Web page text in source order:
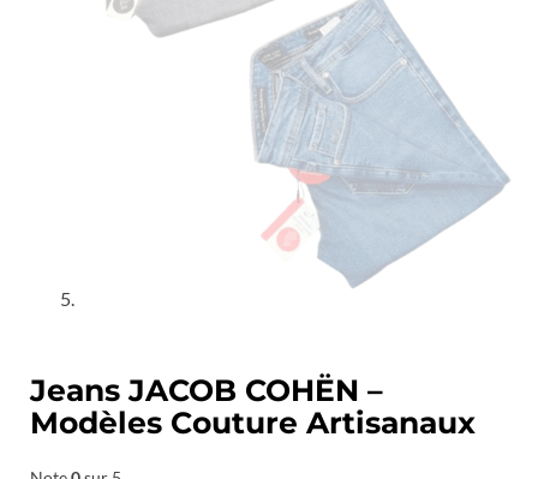
Jeans JACOB COHËN –
Modèles Couture Artisanaux